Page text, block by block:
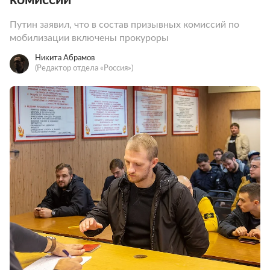
Путин заявил, что в состав призывных комиссий по
мобилизации включены прокуроры
Никита Абрамов
(Редактор отдела «Россия»)